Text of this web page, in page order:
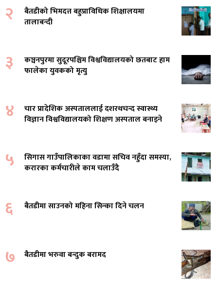
२
बैतडीको भिमदत्त बहुप्राविधिक शिक्षालयमा
तालाबन्दी
३
कञ्चनपुरमा सुदूरपश्चिम विश्वविद्यालयको छतबाट हाम
फालेका युवकको मृत्यु
४
चार प्रादेशिक अस्पताललाई दशरथचन्द स्वास्थ्य
विज्ञान विश्वविद्यालयको शिक्षण अस्पताल बनाइने
५
सिगास गाउँपालिकाका वडामा सचिव नहुँदा समस्या,
करारका कर्मचारीले काम चलाउँदै
६ बैतडीमा साउनको महिना सिन्का दिने चलन
७ बैतडीमा भरुवा बन्दुक बरामद